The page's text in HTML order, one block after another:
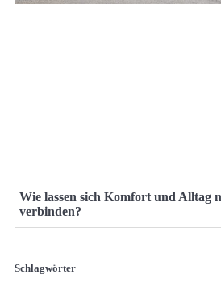
Wie lassen sich Komfort und Alltag
verbinden?
Schlagwörter